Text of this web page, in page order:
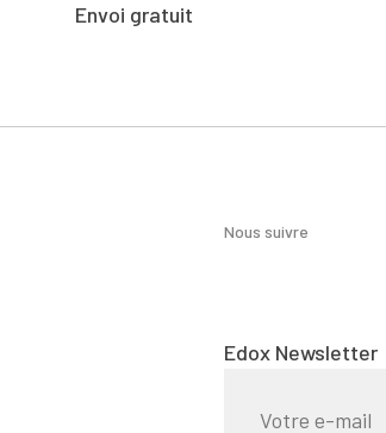
Envoi gratuit
Nous suivre
Edox Newsletter